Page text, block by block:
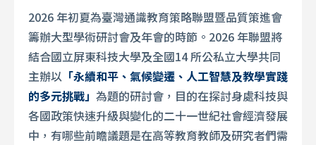
2026 年初夏為臺灣通識教育策略聯盟暨品質策進會
籌辦大型學術研討會及年會的時節。2026 年聯盟將
結合國立屏東科技大學及全國14 所公私立大學共同
主辦以 「永續和平、氣候變遷、人工智慧及教學實踐
的多元挑戰」 為題的研討會，目的在探討身處科技與
各國政策快速升級與變化的二十一世紀社會經濟發展
中，有哪些前瞻議題是在高等教育教師及研究者們需